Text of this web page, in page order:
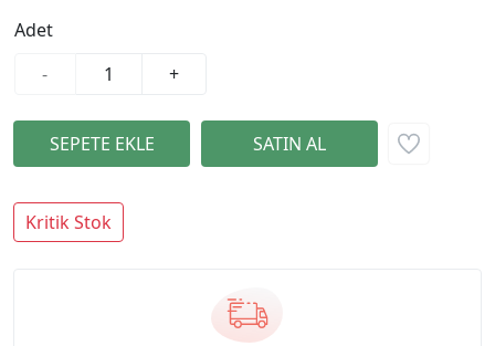
Adet
-
+
Kritik Stok